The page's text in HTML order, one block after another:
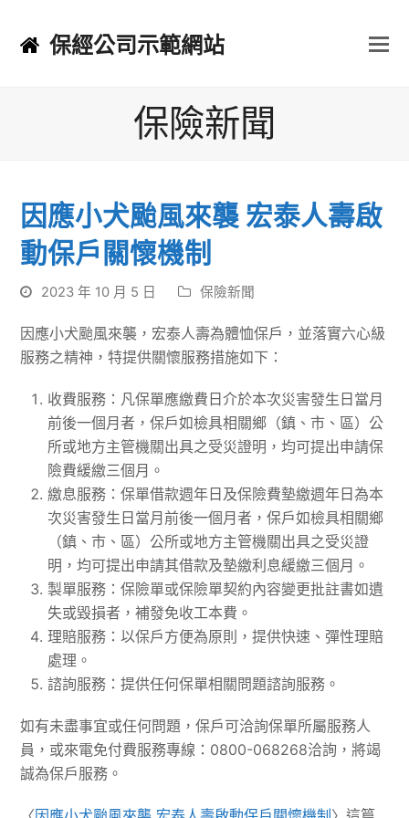
保經公司示範網站
保險新聞
因應小犬颱風來襲 宏泰人壽啟
動保戶關懷機制
2023 年 10 月 5 日 保險新聞
因應小犬颱風來襲，宏泰人壽為體恤保戶，並落實六心級
服務之精神，特提供關懷服務措施如下：
收費服務：凡保單應繳費日介於本次災害發生日當月
前後一個月者，保戶如檢具相關鄉（鎮、市、區）公
所或地方主管機關出具之受災證明，均可提出申請保
險費緩繳三個月。
繳息服務：保單借款週年日及保險費墊繳週年日為本
次災害發生日當月前後一個月者，保戶如檢具相關鄉
（鎮、市、區）公所或地方主管機關出具之受災證
明，均可提出申請其借款及墊繳利息緩繳三個月。
製單服務：保險單或保險單契約內容變更批註書如遺
失或毀損者，補發免收工本費。
理賠服務：以保戶方便為原則，提供快速、彈性理賠
處理。
諮詢服務：提供任何保單相關問題諮詢服務。
如有未盡事宜或任何問題，保戶可洽詢保單所屬服務人
員，或來電免付費服務專線：0800-068268洽詢，將竭
誠為保戶服務。